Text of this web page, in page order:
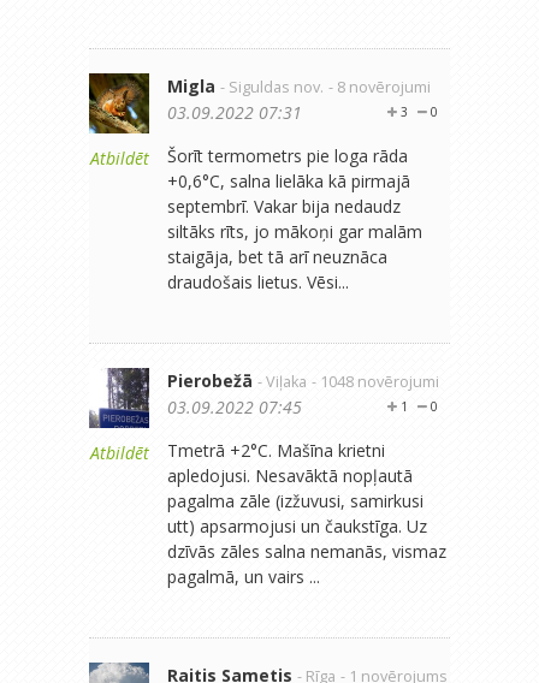
Atbildēt
Migla - Siguldas nov. - 8 novērojumi
0
3
03.09.2022 07:31
Šorīt termometrs pie loga rāda
+0,6°C, salna lielāka kā pirmajā
septembrī. Vakar bija nedaudz
siltāks rīts, jo mākoņi gar malām
staigāja, bet tā arī neuznāca
draudošais lietus. Vēsi...
Atbildēt
Pierobežā - Viļaka - 1048 novērojumi
0
1
03.09.2022 07:45
Tmetrā +2°C. Mašīna krietni
apledojusi. Nesavāktā nopļautā
pagalma zāle (izžuvusi, samirkusi
utt) apsarmojusi un čaukstīga. Uz
dzīvās zāles salna nemanās, vismaz
pagalmā, un vairs ...
Raitis Sametis - Rīga - 1 novērojums